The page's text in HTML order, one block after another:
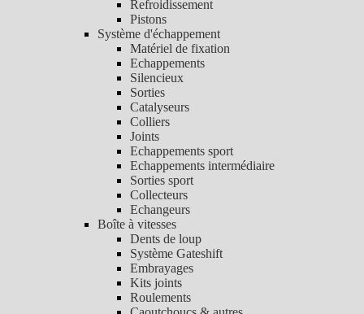
Refroidissement
Pistons
Système d'échappement
Matériel de fixation
Echappements
Silencieux
Sorties
Catalyseurs
Colliers
Joints
Echappements sport
Echappements intermédiaire
Sorties sport
Collecteurs
Echangeurs
Boîte à vitesses
Dents de loup
Système Gateshift
Embrayages
Kits joints
Roulements